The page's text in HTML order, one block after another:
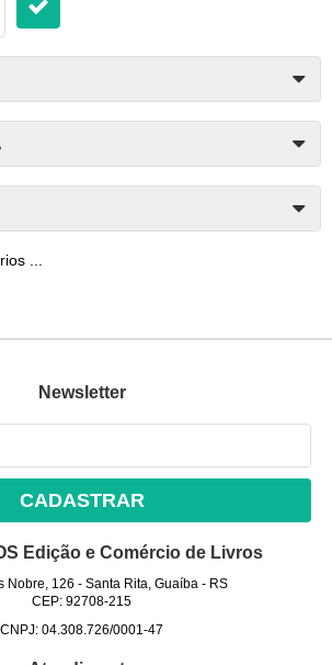
...
Newsletter
CADASTRAR
Edição e Comércio de Livros
Nobre, 126 - Santa Rita, Guaíba- RS
CEP: 92708-215
CNPJ: 04.308.726/0001-47